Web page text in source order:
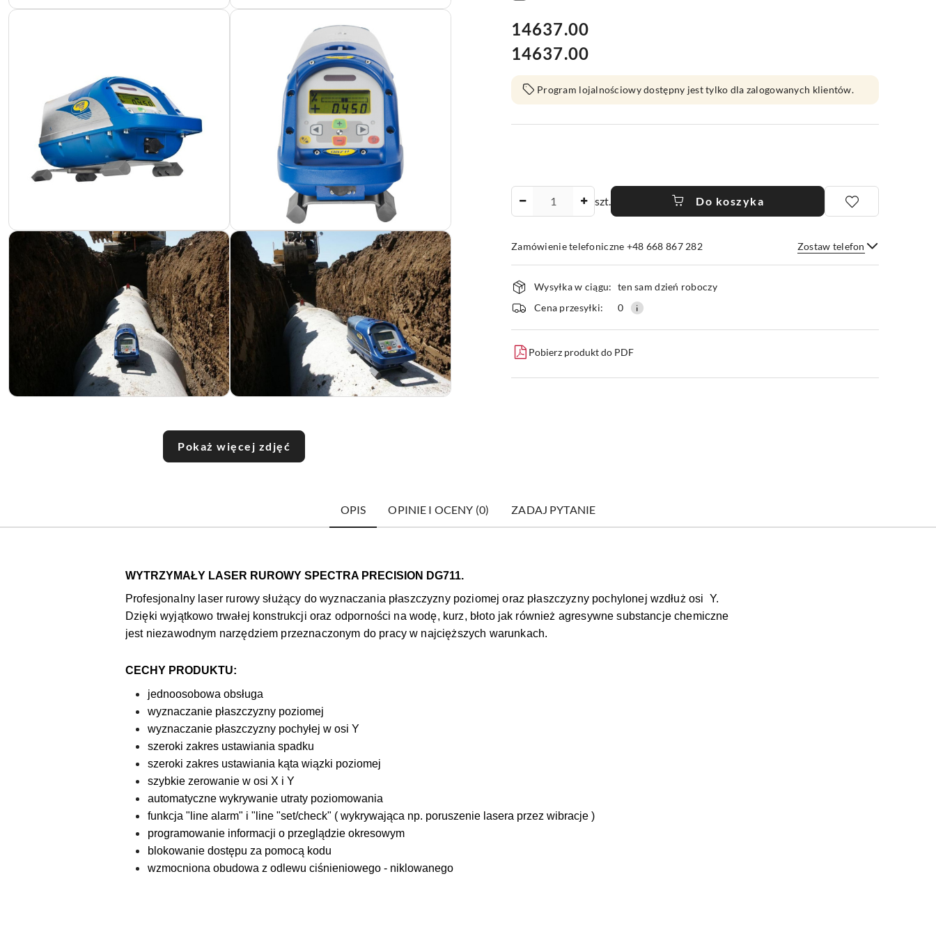
Pokaż więcej zdjęć
cena:
14637.00
Cena:
14637.00
Program lojalnościowy dostępny jest tylko dla zalogowanych klientów.
szt. Do koszyka
Zamówienie telefoniczne +48 668 867 282 Zostaw telefon
Wyślij
Dostępność
i
dostawa
Wysyłka w ciągu: ten sam dzień roboczy
Cena przesyłki:
0
Pobierz produkt do PDF
OPIS OPINIE I OCENY (0) ZADAJ PYTANIE
WYTRZYMAŁY LASER RUROWY SPECTRA PRECISION DG711.
Profesjonalny laser rurowy służący do wyznaczania płaszczyzny poziomej oraz płaszczyzny pochylonej wzdłuż osi Y.
Dzięki wyjątkowo trwałej konstrukcji oraz odporności na wodę, kurz, błoto jak również agresywne substancje chemiczne
jest niezawodnym narzędziem przeznaczonym do pracy w najcięższych warunkach.
CECHY PRODUKTU:
jednoosobowa obsługa
wyznaczanie płaszczyzny poziomej
wyznaczanie płaszczyzny pochyłej w osi Y
szeroki zakres ustawiania spadku
szeroki zakres ustawiania kąta wiązki poziomej
szybkie zerowanie w osi X i Y
automatyczne wykrywanie utraty poziomowania
funkcja "line alarm" i "line "set/check" ( wykrywająca np. poruszenie lasera przez wibracje )
programowanie informacji o przeglądzie okresowym
blokowanie dostępu za pomocą kodu
wzmocniona obudowa z odlewu ciśnieniowego - niklowanego